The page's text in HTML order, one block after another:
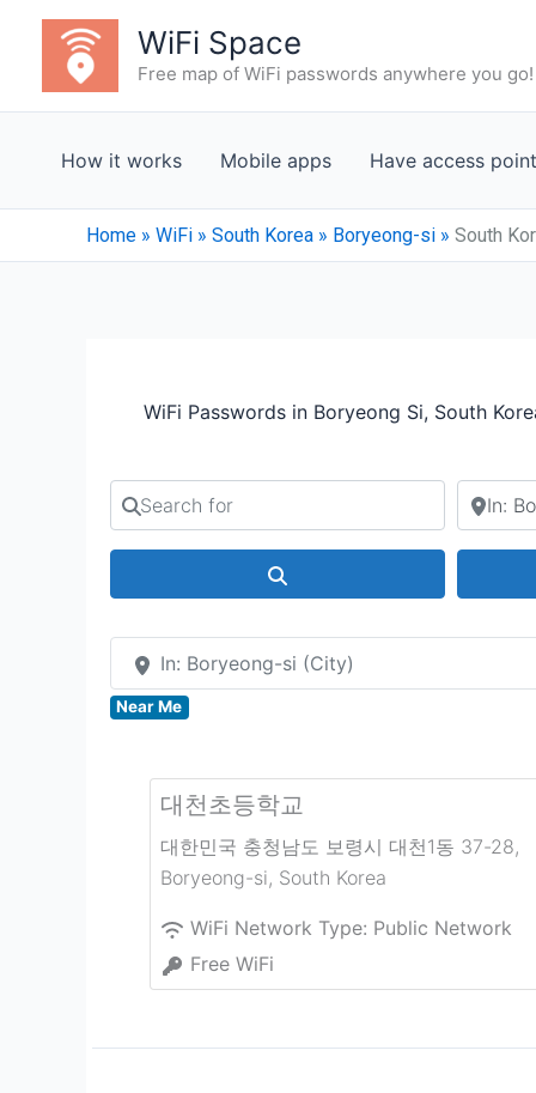
content
WiFi Space
Free map of WiFi passwords anywhere you go!
How it works Mobile apps Have access
Home » WiFi » South Korea » Boryeong-si » South
WiFi Passwords in Boryeong Si, South
Search for
In: Boryeong-si (City)
Near Me
대천초등학교
대한민국 충청남도 보령시 대천1동 37-28,
Boryeong-si, South Korea
WiFi Network Type: Public Network
Free WiFi